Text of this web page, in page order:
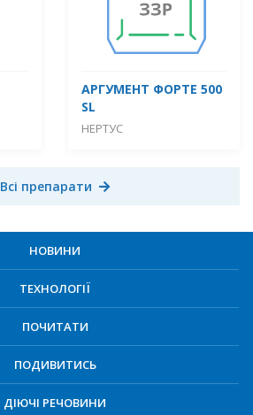
АРГУМЕНТ ФОРТЕ 500
SL
НЕРТУС
Всі препарати
НОВИНИ
ТЕХНОЛОГІЇ
ПОЧИТАТИ
ПОДИВИТИСЬ
ДІЮЧІ РЕЧОВИНИ